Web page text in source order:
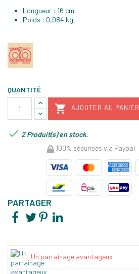
Longueur : 16 cm.
Poids : 0,084 kg.
QUANTITÉ
 AJOUTER AU PANIER
 2 Produit(s) en stock.
100% sécurisés via Paypal
PARTAGER
Un parrainage avantageux